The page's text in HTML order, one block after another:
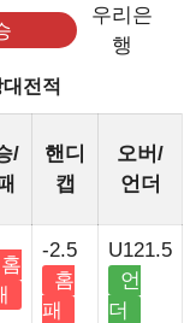
우리은
행
전적
/
핸디
캡
오버/
언더
홈
-2.5
홈
패
U121.5
언
더